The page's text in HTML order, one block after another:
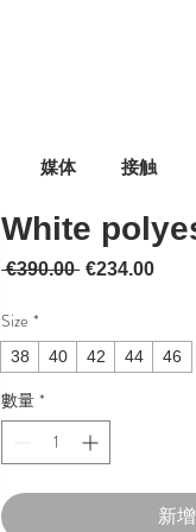
媒体 接触
White
€390.00 一般價格
€234.00促銷
Size *
38 40 42 44 46
數量 *
新